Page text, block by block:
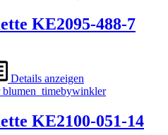
KE2095-488-7
Details anzeigen
KE2100-051-14